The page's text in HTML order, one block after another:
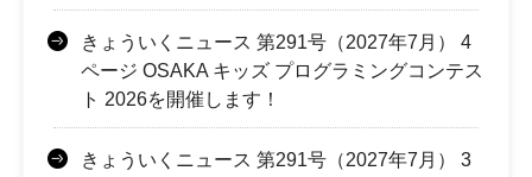
きょういくニュース 第291号（2027年7月） 4
ページ OSAKA キッズ プログラミングコンテス
ト 2026を開催します！
きょういくニュース 第291号（2027年7月） 3